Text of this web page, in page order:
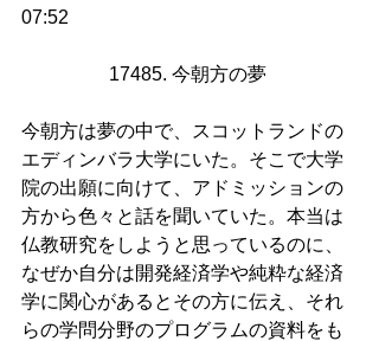
07:52
17485. 今朝方の夢
今朝方は夢の中で、スコットランドの
エディンバラ大学にいた。そこで大学
院の出願に向けて、アドミッションの
方から色々と話を聞いていた。本当は
仏教研究をしようと思っているのに、
なぜか自分は開発経済学や純粋な経済
学に関心があるとその方に伝え、それ
らの学問分野のプログラムの資料をも